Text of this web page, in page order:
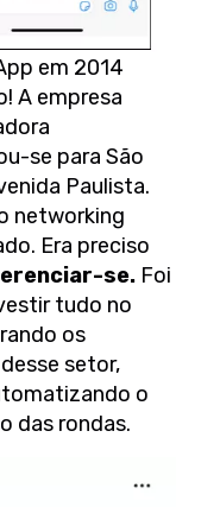
em 2014
A empresa
se para São
Paulista.
networking
Era preciso
se.Foi
tudo no
os
setor,
o
das rondas.